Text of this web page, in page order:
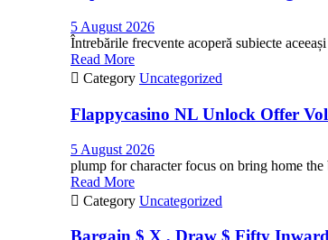
5 August 2026
Întrebările frecvente acoperă subiecte
Read More
 Category Uncategorized
Flappycasino NL Unlock Offer
5 August 2026
plump for character focus on bring home
Read More
 Category Uncategorized
Bargain $ X , Draw $ Fifty